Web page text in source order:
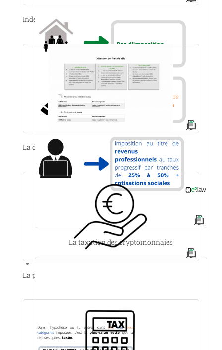
La taxation des cryptomonnaies
Indemnité kilométrique en vélo
La déductibilité fiscale du vélo d’entreprise
La prime bénéficiaire